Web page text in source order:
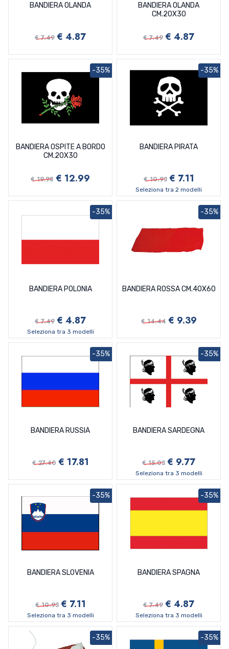
BANDIERA OLANDA
€ 7.49 € 4.87
BANDIERA OLANDA
CM.20X30
€ 7.49 € 4.87
BANDIERA OSPITE A BORDO
CM.20X30
€ 19.98 € 12.99
-35%
BANDIERA PIRATA
€ 10.93 € 7.11
-35%
Seleziona tra 2 modelli
BANDIERA POLONIA
€ 7.49 € 4.87
-35%
Seleziona tra 3 modelli
BANDIERA ROSSA CM.40X60
€ 14.44 € 9.39
-35%
BANDIERA RUSSIA
€ 27.40 € 17.81
-35%
BANDIERA SARDEGNA
€ 15.03 € 9.77
-35%
Seleziona tra 3 modelli
BANDIERA SLOVENIA
€ 10.93 € 7.11
-35%
Seleziona tra 3 modelli
BANDIERA SPAGNA
€ 7.49 € 4.87
-35%
Seleziona tra 3 modelli
-35% -35%